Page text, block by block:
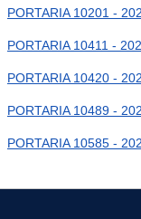
PORTARIA 10201 -
PORTARIA 10411 -
PORTARIA 10420 -
PORTARIA 10489 -
PORTARIA 10585 -